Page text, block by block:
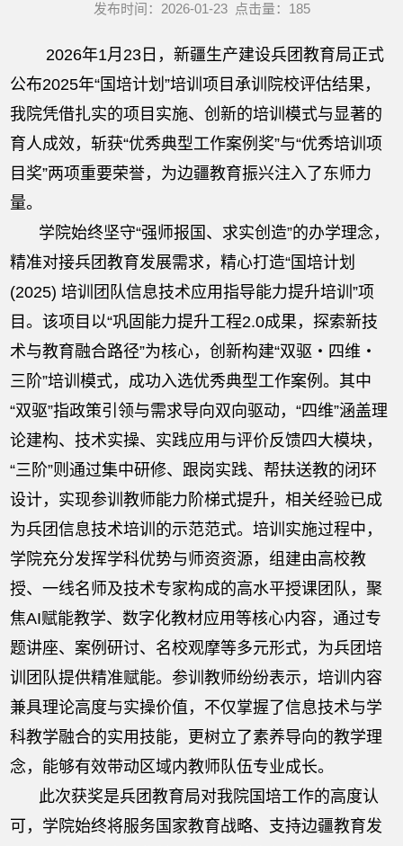
发布时间：2026-01-23 点击量： 185
2026年1月 23 日 ，新疆生产建设兵团教育局正式
公布2025年“国培计划”培训项目承训院校评估结果，
我院凭借扎实的项目实施、创新的培训模式与显著的
育人成效，斩获“优秀典型工作案例奖”与“优秀培训项
目奖”两项重要荣誉，为边疆教育振兴注入 了东师力
量。
学院始终坚守“强师报国、求实创造”的办学理念，
精准对接兵团教育发展需求，精心打造“国培计划
(2025) 培训团队信息技术应用指导能力提升培训”项
目。该项目以“巩固能力提升工程2.0成果，探索新技
术与教育融合路径”为核心，创新构建“双驱・四维・
三阶”培训模式，成功入选优秀典型工作案例。其中
“双驱”指政策引领与需求导向双向驱动，“四维”涵盖理
论建构、技术实操、实践应用与评价反馈四大模块，
“三阶”则通过集中研修、跟岗实践、帮扶送教的闭环
设计，实现参训教师能力阶梯式提升，相关经验已成
为兵团信息技术培训的示范范式。培训实施过程中，
学院充分发挥学科优势与师资资源，组建由高校教
授、一线名师及技术专家构成的高水平授课团队，聚
焦AI赋能教学、数字化教材应用等核心内容，通过专
题讲座、案例研讨、名校观摩等多元形式，为兵团培
训团队提供精准赋能。参训教师纷纷表示，培训内容
兼具理论高度与实操价值，不仅掌握了信息技术与学
科教学融合的实用技能，更树立了素养导向的教学理
念，能够有效带动区域内教师队伍专业成长。
此次获奖是兵团教育局对我院国培工作的高度认
可，学院始终将服务国家教育战略、支持边疆教育发